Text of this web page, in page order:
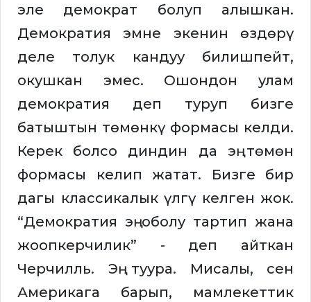
эле демократ болуп алышкан.
Демократия эмне экенин өздөрү
деле толук кандуу билишпейт,
окушкан эмес. Ошондон улам
демократия деп туруп бизге
батыштын төмөнкү формасы келди.
Керек болсо диндин да эң төмөн
формасы келип жатат. Бизге бир
дагы классикалык үлгү келген жок.
“Демократия эң оболу тартип жана
жоопкерчилик” - деп айткан
Черчилль. Эң туура. Мисалы, сен
Америкага барып, мамлекеттик